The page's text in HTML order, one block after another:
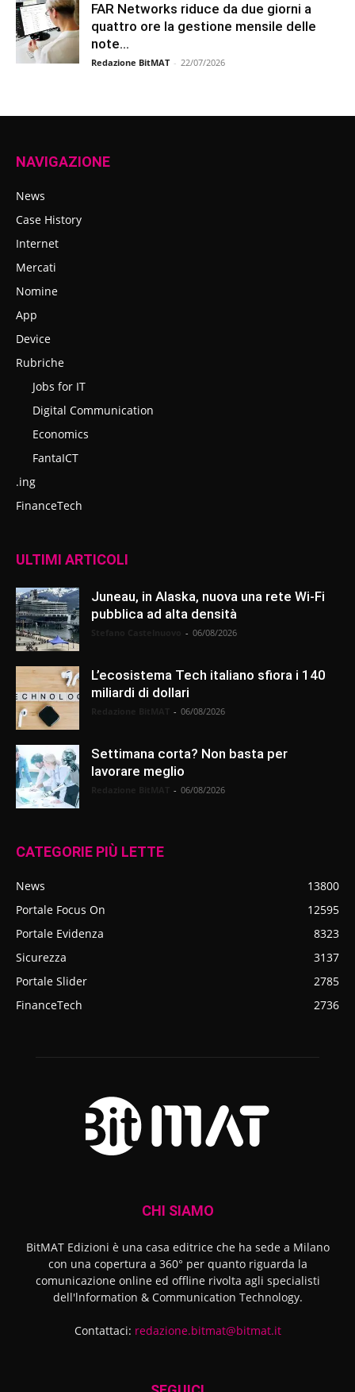
FAR Networks riduce da due giorni a
quattro ore la gestione mensile delle
note...
Redazione BitMAT - 22/07/2026
NAVIGAZIONE
News
Case History
Internet
Mercati
Nomine
App
Device
Rubriche
Jobs for IT
Digital Communication
Economics
FantaICT
.ing
FinanceTech
ULTIMI ARTICOLI
Juneau, in Alaska, nuova una rete Wi-Fi
pubblica ad alta densità
- 06/08/2026
L’ecosistema Tech italiano sfiora i 140
miliardi di dollari
- 06/08/2026
Settimana corta? Non basta per
lavorare meglio
- 06/08/2026
CATEGORIE PIÙ LETTE
News
13800
Portale Focus On
12595
Portale Evidenza
8323
Sicurezza
3137
Portale Slider
2785
FinanceTech
2736
CHI SIAMO
BitMAT Edizioni è una casa editrice che ha sede a Milano
con una copertura a 360° per quanto riguarda la
comunicazione online ed offline rivolta agli specialisti
dell'lnformation & Communication Technology.
Contattaci: redazione.bitmat@bitmat.it